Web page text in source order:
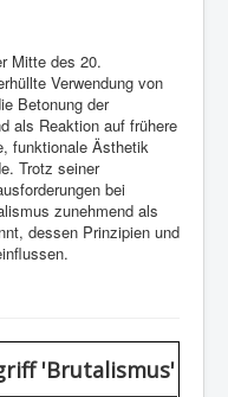
Mitte des 20.
Verwendung von
Betonung der
als Reaktion auf frühere
funktionale Ästhetik
Trotz seiner
bei
zunehmend als
dessen Prinzipien und
'Brutalismus'